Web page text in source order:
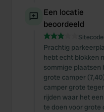
Een locatie
beoordeeld
Sitecode:
Prachtig
hebt echt blokken
sommige plaatsen
grote camper
camper grote
rijden waar het
te doen voor grote